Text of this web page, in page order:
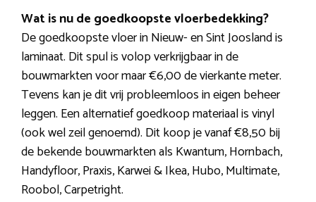
Wat is nu de goedkoopste vloerbedekking?
De goedkoopste vloer in Nieuw- en Sint Joosland is
laminaat. Dit spul is volop verkrijgbaar in de
bouwmarkten voor maar €6,00 de vierkante meter.
Tevens kan je dit vrij probleemloos in eigen beheer
leggen. Een alternatief goedkoop materiaal is vinyl
(ook wel zeil genoemd). Dit koop je vanaf €8,50 bij
de bekende bouwmarkten als Kwantum, Hornbach,
Handyfloor, Praxis, Karwei & Ikea, Hubo, Multimate,
Roobol, Carpetright.